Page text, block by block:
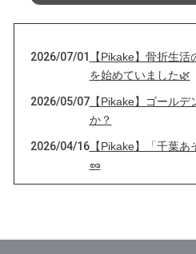
2026/07/01
【Pikake】骨折生
を始めていました🌿
2026/05/07【Pikake】ゴールデ
か？
2026/04/16【Pikake】「千葉あ
🥜